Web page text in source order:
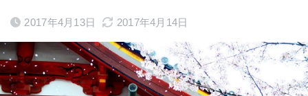
2017年4月13日 2017年4月14日